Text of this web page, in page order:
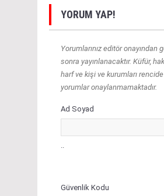
YORUM YAP!
Yorumlarınız editör onayından
sonra yayınlanacaktır. Küfür,
harf ve kişi ve kurumları
yorumlar onaylanmamaktadır.
Ad Soyad
Güvenlik Kodu